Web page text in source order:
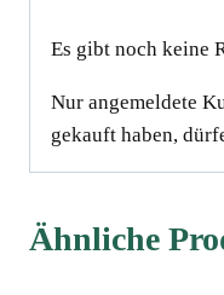
Es gibt noch keine
Nur angemeldete
gekauft haben,
Ähnliche